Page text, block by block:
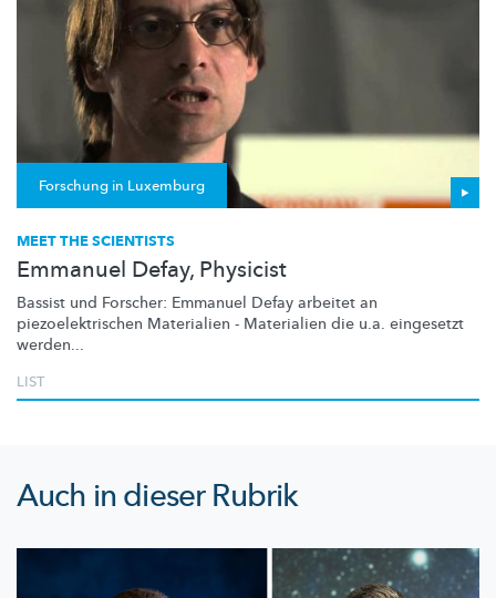
Forschung in Luxemburg
MEET THE SCIENTISTS
Emmanuel Defay, Physicist
Bassist und Forscher: Emmanuel Defay arbeitet an
piezoelektrischen Materialien - Materialien die u.a. eingesetzt
werden...
LIST
Auch in dieser Rubrik